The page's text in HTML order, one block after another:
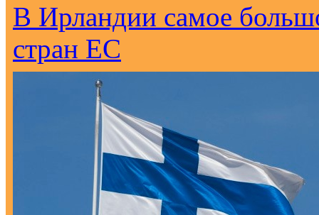
В Ирландии самое
стран ЕС